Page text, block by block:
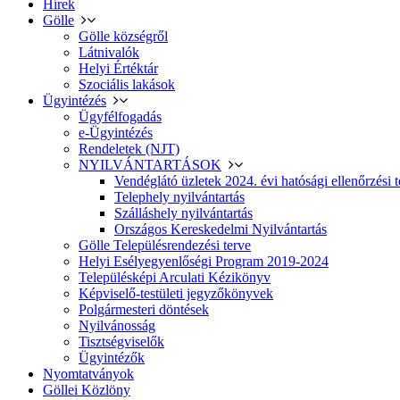
Hírek
Gölle
Gölle községről
Látnivalók
Helyi Értéktár
Szociális lakások
Ügyintézés
Ügyfélfogadás
e-Ügyintézés
Rendeletek (NJT)
NYILVÁNTARTÁSOK
Vendéglátó üzletek 2024. évi hatósági ellenőrzési
Telephely nyilvántartás
Szálláshely nyilvántartás
Országos Kereskedelmi Nyilvántartás
Gölle Településrendezési terve
Helyi Esélyegyenlőségi Program 2019-2024
Településképi Arculati Kézikönyv
Képviselő-testületi jegyzőkönyvek
Polgármesteri döntések
Nyilvánosság
Tisztségviselők
Ügyintézők
Nyomtatványok
Göllei Közlöny